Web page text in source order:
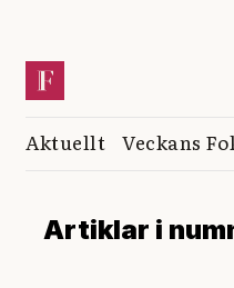
Aktuellt Veckans
Artiklar i